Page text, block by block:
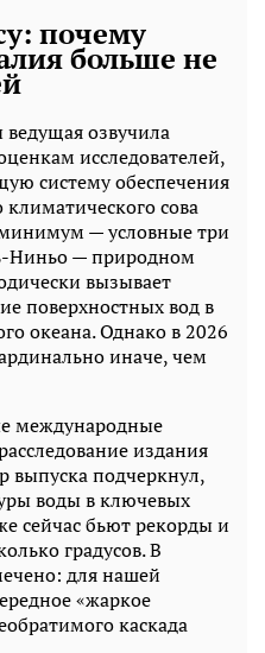
почему
больше не
озвучила
исследователей,
систему обеспечения
сова
— условные три
Ниньо — природном
вызывает
поверхностных вод в
океана. Однако в 2026
иначе, чем
международные
издания
выпуска подчеркнул,
воды в ключевых
сейчас бьют рекорды и
градусов. В
для нашей
«жаркое
каскада